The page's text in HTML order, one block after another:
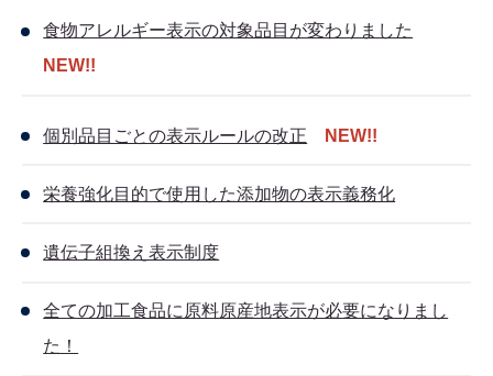
食物アレルギー表示の対象品目が変わりました
NEW!!
個別品目ごとの表示ルールの改正 NEW!!
栄養強化目的で使用した添加物の表示義務化
遺伝子組換え表示制度
全ての加工食品に原料原産地表示が必要になりまし
た！